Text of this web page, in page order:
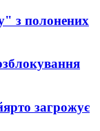
з полонених
загрожує